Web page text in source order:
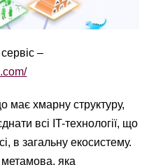
–
має хмарну структуру,
всі IT-технології, що
в загальну екосистему.
яка